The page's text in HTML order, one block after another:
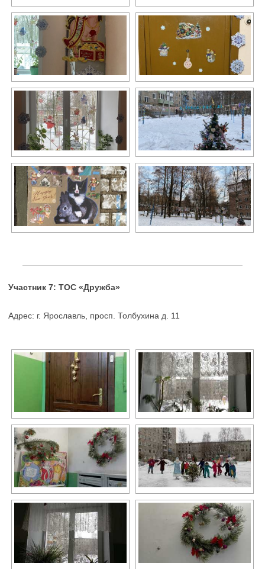
Участник 7: ТОС «Дружба»
Адрес: г. Ярославль, просп. Толбухина д. 11